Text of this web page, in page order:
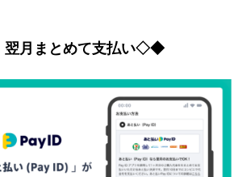
月まとめて支払い◇◆